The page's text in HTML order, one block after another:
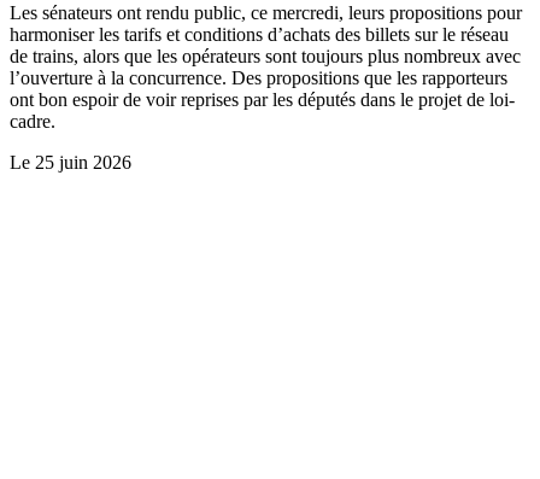
Les sénateurs ont rendu public, ce mercredi, leurs propositions pour
harmoniser les tarifs et conditions d’achats des billets sur le réseau
de trains, alors que les opérateurs sont toujours plus nombreux avec
l’ouverture à la concurrence. Des propositions que les rapporteurs
ont bon espoir de voir reprises par les députés dans le projet de loi-
cadre.
Le 25 juin 2026